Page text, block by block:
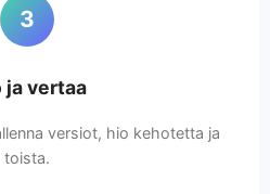
3
ja vertaa
versiot, hio kehotetta ja
toista.